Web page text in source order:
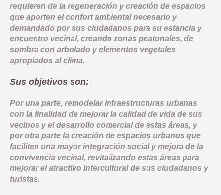
requieren de la regeneración y creación de espacios
que aporten el confort ambiental necesario y
demandado por sus ciudadanos para su estancia y
encuentro vecinal, creando zonas peatonales, de
sombra con arbolado y elementos vegetales
apropiados al clima.
Sus objetivos son:
Por una parte, remodelar infraestructuras urbanas
con la finalidad de mejorar la calidad de vida de sus
vecinos y el desarrollo comercial de estas áreas, y
por otra parte la creación de espacios urbanos que
faciliten una mayor integración social y mejora de la
convivencia vecinal, revitalizando estas áreas para
mejorar el atractivo intercultural de sus ciudadanos y
turistas.